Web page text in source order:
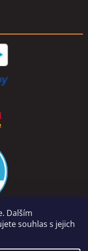
Dalším
souhlas s jejich